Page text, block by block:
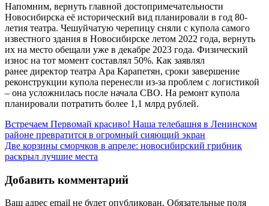
Напомним, вернуть главной достопримечательности
Новосибирска её исторический вид планировали в год 80-
летия театра. Чешуйчатую черепицу сняли с купола самого
известного здания в Новосибирске летом 2022 года, вернуть
их на место обещали уже в декабре 2023 года. Физический
износ на тот момент составлял 50%. Как заявлял
ранее директор театра Ара Карапетян, сроки завершение
реконструкции купола перенесли из-за проблем с логистикой
– она усложнилась после начала СВО. На ремонт купола
планировали потратить более 1,1 млрд рублей.
Встречаем Первомай красиво! Наша телебашня в Ленинском
районе превратится в огромный сияющий экран
Две корзины сморчков в апреле: новосибирский грибник
раскрыл лучшие места
Добавить комментарий
Ваш адрес email не будет опубликован. Обязательные поля